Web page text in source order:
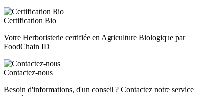
Certification Bio
Votre Herboristerie certifiée en Agriculture Biologique par
FoodChain ID
Contactez-nous
Besoin d'informations, d'un conseil ? Contactez notre service